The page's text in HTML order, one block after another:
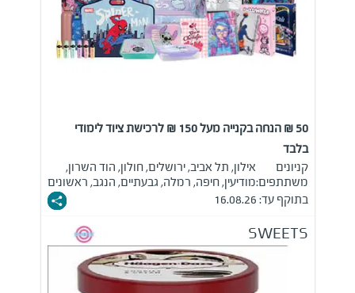
50 ₪ הנחה בקנייה מעל 150 ₪ לרכישת ציוד לימודי
בלבד
קניונים
משתתפים:
אילון, תל אביב, ירושלים, חולון, הוד השרון,
מודיעין, חיפה, רמלה, גבעתיים, הנגב, ראשונים
בתוקף עד: 16.08.26
SWEETS